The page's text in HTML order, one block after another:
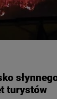
turystów